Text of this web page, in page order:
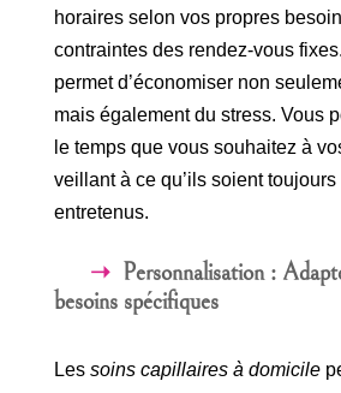
horaires selon vos propres
contraintes des rendez-vous
permet d’économiser non
mais également du stress. Vous
le temps que vous souhaitez à
veillant à ce qu’ils soient
entretenus.
Personnalisation :
besoins spécifiques
Les soins capillaires à domicile